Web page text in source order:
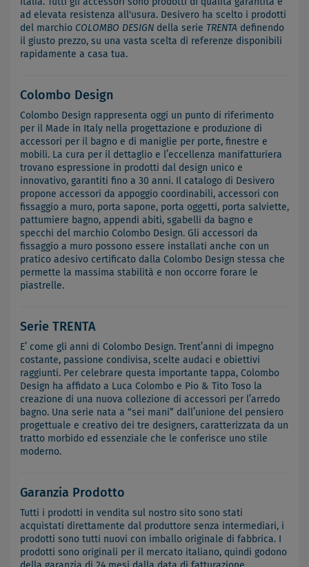
ad elevata resistenza all'usura. Desivero ha scelto i prodotti
del marchio COLOMBO DESIGN della serie TRENTA definendo
il giusto prezzo, su una vasta scelta di referenze disponibili
rapidamente a casa tua.
Colombo Design
Colombo Design rappresenta oggi un punto di riferimento
per il Made in Italy nella progettazione e produzione di
accessori per il bagno e di maniglie per porte, finestre e
mobili. La cura per il dettaglio e l’eccellenza manifatturiera
trovano espressione in prodotti dal design unico e
innovativo, garantiti fino a 30 anni. Il catalogo di Desivero
propone accessori da appoggio coordinabili, accessori con
fissaggio a muro, porta sapone, porta oggetti, porta salviette,
pattumiere bagno, appendi abiti, sgabelli da bagno e
specchi del marchio Colombo Design. Gli accessori da
fissaggio a muro possono essere installati anche con un
pratico adesivo certificato dalla Colombo Design stessa che
permette la massima stabilità e non occorre forare le
piastrelle.
Serie TRENTA
E’ come gli anni di Colombo Design. Trent’anni di impegno
costante, passione condivisa, scelte audaci e obiettivi
raggiunti. Per celebrare questa importante tappa, Colombo
Design ha affidato a Luca Colombo e Pio & Tito Toso la
creazione di una nuova collezione di accessori per l’arredo
bagno. Una serie nata a “sei mani” dall’unione del pensiero
progettuale e creativo dei tre designers, caratterizzata da un
tratto morbido ed essenziale che le conferisce uno stile
moderno.
Garanzia Prodotto
Tutti i prodotti in vendita sul nostro sito sono stati
acquistati direttamente dal produttore senza intermediari, i
prodotti sono tutti nuovi con imballo originale di fabbrica. I
prodotti sono originali per il mercato italiano, quindi godono